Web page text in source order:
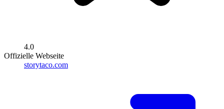
4.0
Offizielle Webseite
storytaco.com